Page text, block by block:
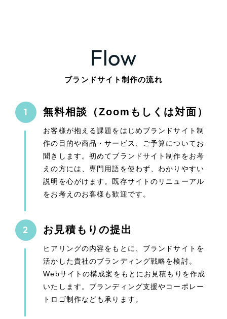
Flow
ブランドサイト制作の流れ
無料相談（Zoomもしくは対面）
お客様が抱える課題をはじめブランドサイト制
作の目的や商品・サービス、ご予算についてお
聞きします。初めてブランドサイト制作をお考
えの方には、専門用語を使わず、わかりやすい
説明を心がけます。既存サイトのリニューアル
をお考えのお客様も歓迎です。
お見積もりの提出
ヒアリングの内容をもとに、ブランドサイトを
活かした貴社のブランディング戦略を検討。
Webサイトの構成案をもとにお見積もりを作成
いたします。ブランディング支援やコーポレー
トロゴ制作なども承ります。